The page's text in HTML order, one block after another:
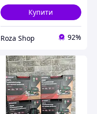
Купити
Roza Shop 92%